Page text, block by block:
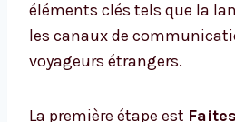
éléments clés tels que la
les canaux de
voyageurs étrangers.
La première étape est